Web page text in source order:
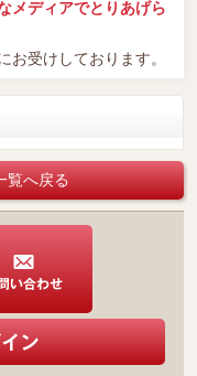
メディアでとりあげら
お受けしております。
覧へ戻る